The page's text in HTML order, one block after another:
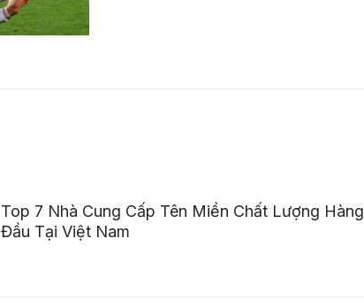
Top 7 Nhà Cung Cấp Tên Miền Chất Lượng Hàng
Đầu Tại Việt Nam